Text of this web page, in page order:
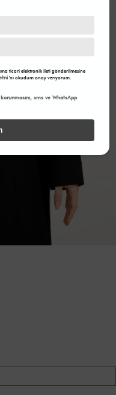
ticari elektronik ileti gönderilmesine
'ni okudum onay veriyorum.
sms ve WhatsApp